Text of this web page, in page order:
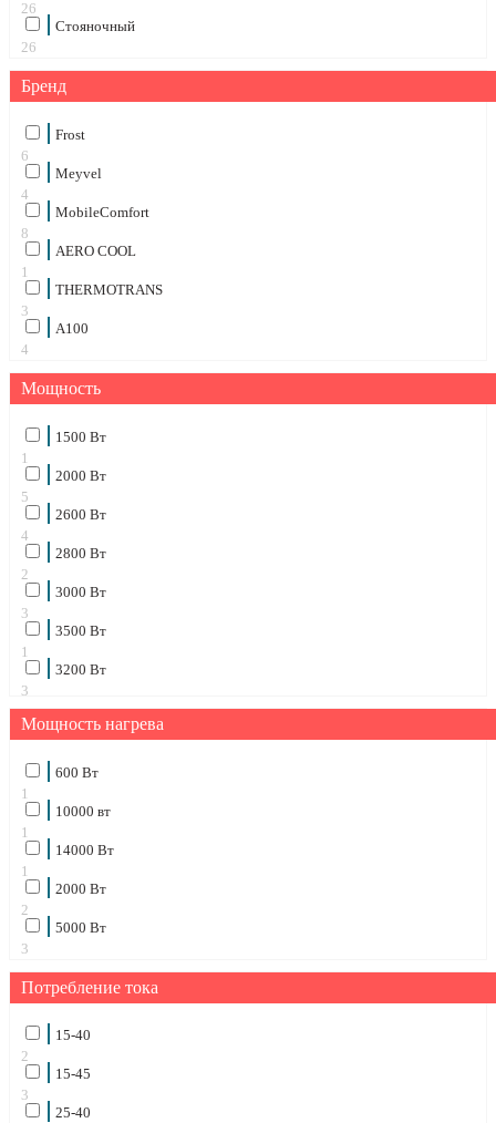
26
Стояночный
26
Бренд
Frost
6
Meyvel
4
MobileComfort
8
AERO COOL
1
THERMOTRANS
3
А100
4
Мощность
1500 Вт
1
2000 Вт
5
2600 Вт
4
2800 Вт
2
3000 Вт
3
3500 Вт
1
3200 Вт
3
5000
3
Мощность нагрева
600 Вт
1
10000 вт
1
14000 Вт
1
2000 Вт
2
5000 Вт
3
Потребление тока
15-40
2
15-45
3
25-40